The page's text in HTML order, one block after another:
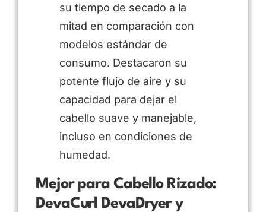
su tiempo de secado a la
mitad en comparación con
modelos estándar de
consumo. Destacaron su
potente flujo de aire y su
capacidad para dejar el
cabello suave y manejable,
incluso en condiciones de
humedad.
Mejor para Cabello Rizado:
DevaCurl DevaDryer y